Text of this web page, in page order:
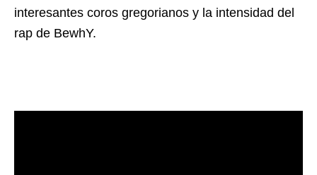
interesantes coros gregorianos y la intensidad del
rap de BewhY.